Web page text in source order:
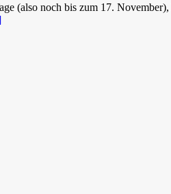
(also noch bis zum 17.